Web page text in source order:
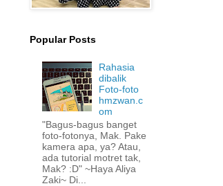
Popular Posts
Rahasia
dibalik
Foto-foto
hmzwan.c
om
"Bagus-bagus banget
foto-fotonya, Mak. Pake
kamera apa, ya? Atau,
ada tutorial motret tak,
Mak? :D" ~Haya Aliya
Zaki~ Di...